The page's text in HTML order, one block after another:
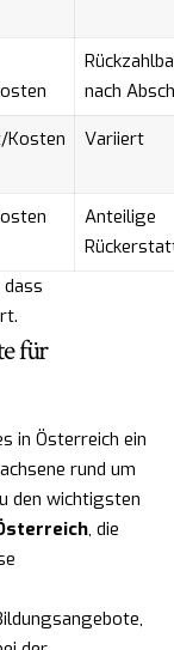
nach
Kosten Variiert
Anteilige
für
in Österreich ein
rund um
den wichtigsten
, die